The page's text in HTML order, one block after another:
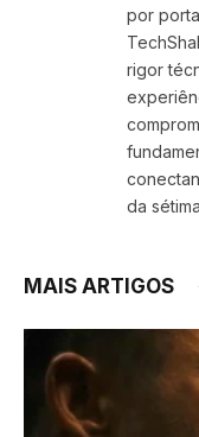
por
rigor
da
MAIS ARTIGOS